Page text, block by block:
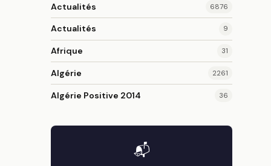
Actualités 6876
Actualités 9
Afrique 31
Algérie 2261
Algérie Positive 2014 36
📬